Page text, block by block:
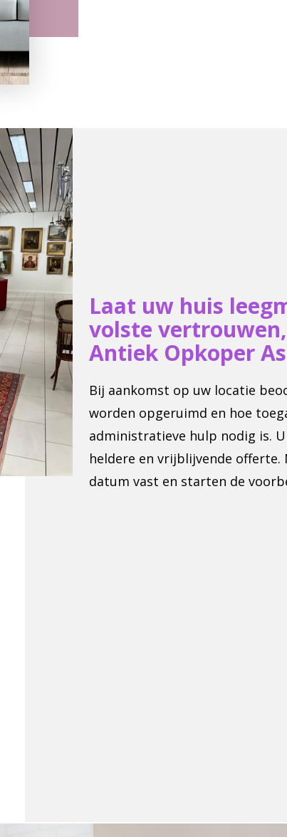
Laat uw huis
volste
Antiek Opkoper
Bij aankomst op uw locatie
worden opgeruimd en hoe
administratieve hulp nodig is.
heldere en vrijblijvende offerte.
datum vast en starten de